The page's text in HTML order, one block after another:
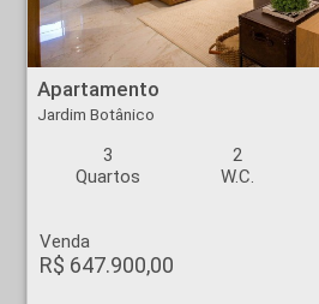
Apartamento - Jardim Botânico - Ribeirão Preto
Apartamento
Jardim Botânico
3
Quartos
2
W.C.
Venda
R$ 647.900,00